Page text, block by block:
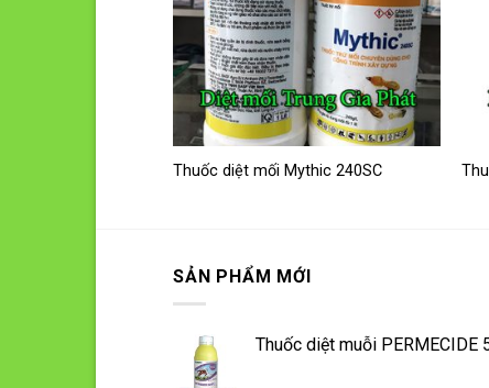
Thuốc diệt mối Mythic 240SC
SẢN PHẨM MỚI
Thuốc diệt muỗi PERMECIDE